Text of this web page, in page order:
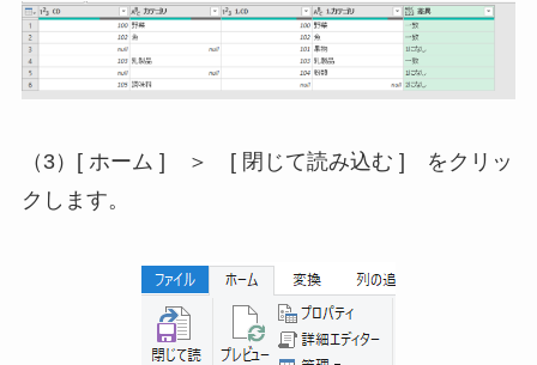
（3）[ ホーム ] ＞ [ 閉じて読み込む ] をクリッ
クします。